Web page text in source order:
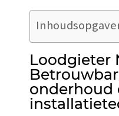
Loodgieter
onderhoud